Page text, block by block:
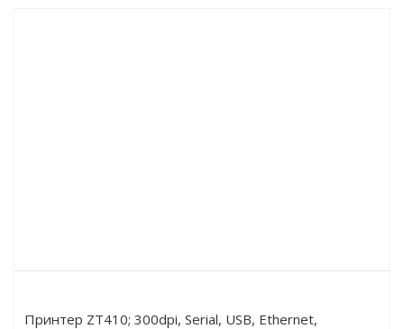
Принтер ZT410; 300dpi, Serial, USB, Ethernet,